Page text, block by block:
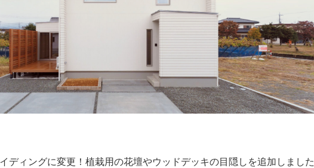
ディングに変更！植栽用の花壇やウッドデッキの目隠しを追加しました